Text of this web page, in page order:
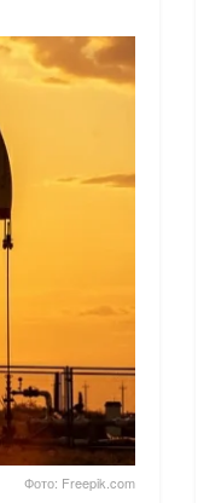
Фото: Freepik.com